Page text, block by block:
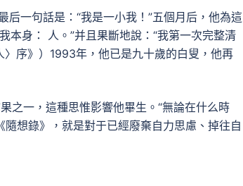
一句話是：“我是一小我！”五個月后，他為這
身： 人。”并且果斷地說：“我第一次完整清
〉序》）1993年，他已是九十歲的白叟，他再
之一，這種思惟影響他畢生。“無論在什么時
想錄》，就是對于已經廢棄自力思慮、掉往自